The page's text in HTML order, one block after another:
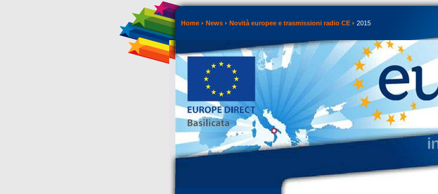
Home News Novità europee e trasmissioni radio CE 2015